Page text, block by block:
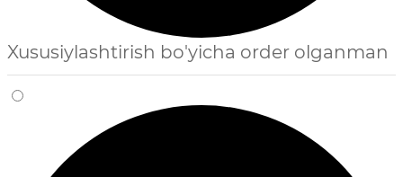
Xususiylashtirish bo'yicha order olganman